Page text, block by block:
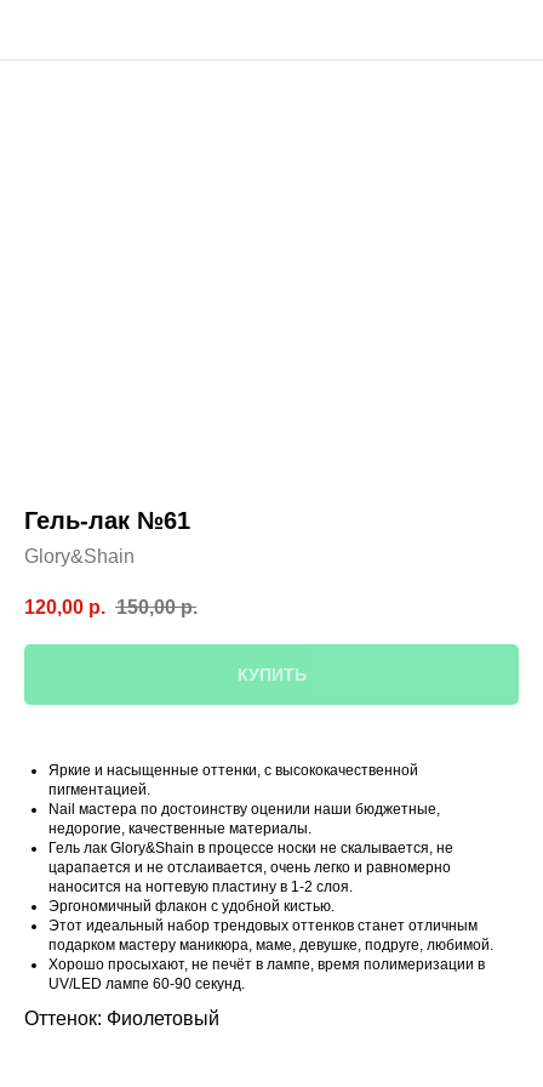
Гель-лак №61
Glory&Shain
120,00 р. 150,00 р.
КУПИТЬ
Яркие и насыщенные оттенки, с высококачественной
пигментацией.
Nail мастера по достоинству оценили наши бюджетные,
недорогие, качественные материалы.
Гель лак Glory&Shain в процессе носки не скалывается, не
царапается и не отслаивается, очень легко и равномерно
наносится на ногтевую пластину в 1-2 слоя.
Эргономичный флакон с удобной кистью.
Этот идеальный набор трендовых оттенков станет отличным
подарком мастеру маникюра, маме, девушке, подруге, любимой.
Хорошо просыхают, не печёт в лампе, время полимеризации в
UV/LED лампе 60-90 секунд.
Оттенок: Фиолетовый